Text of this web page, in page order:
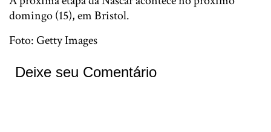
domingo (15), em Bristol.
Foto: Getty Images
Deixe seu Comentário